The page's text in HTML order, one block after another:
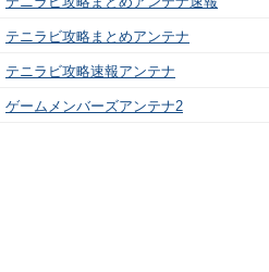
テニラビ攻略まとめアンテナ
テニラビ攻略速報アンテナ
ゲームメンバーズアンテナ2